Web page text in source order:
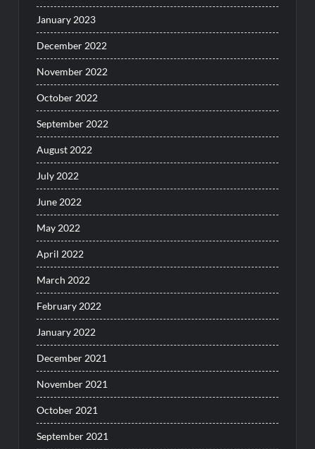
January 2023
December 2022
November 2022
October 2022
September 2022
August 2022
July 2022
June 2022
May 2022
April 2022
March 2022
February 2022
January 2022
December 2021
November 2021
October 2021
September 2021